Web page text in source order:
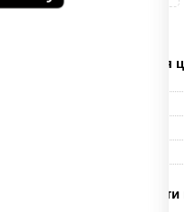
Пищевая
Срок